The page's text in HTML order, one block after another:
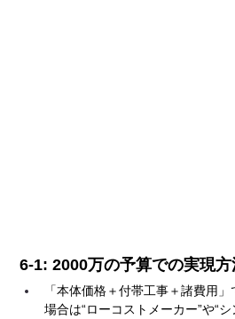
6-1: 2000万の予算での実現方
「本体価格＋付帯工事＋諸費用」
場合は“ローコストメーカー”や“